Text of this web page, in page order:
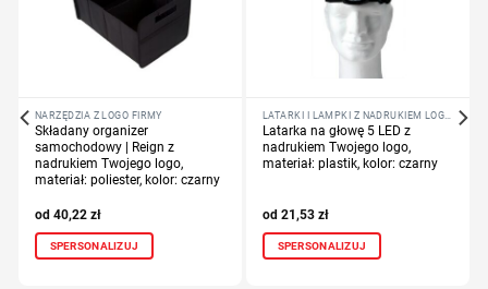
NARZĘDZIA Z LOGO FIRMY
Składany organizer
samochodowy | Reign z
nadrukiem Twojego logo,
materiał: poliester, kolor: czarny
40,22 zł
SPERSONALIZUJ
Latarka na głowę 5 LED z
nadrukiem Twojego logo,
materiał: plastik, kolor: czarny
21,53 zł
SPERSONALIZUJ